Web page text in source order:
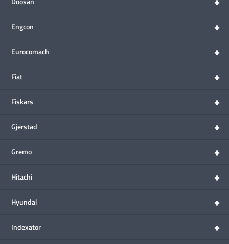
+
Engcon
+
Eurocomach
+
Fiat
+
Fiskars
+
Gjerstad
+
Gremo
+
Hitachi
+
Hyundai
+
Indexator